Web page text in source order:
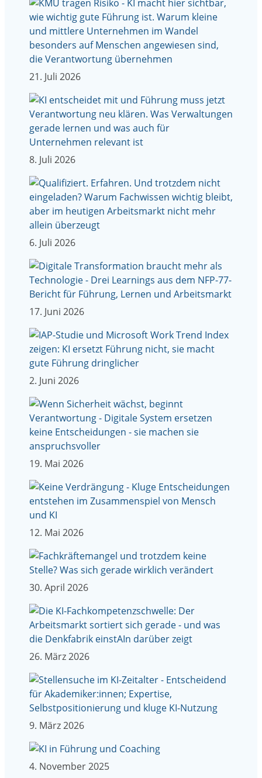
21. Juli 2026
8. Juli 2026
6. Juli 2026
17. Juni 2026
2. Juni 2026
19. Mai 2026
12. Mai 2026
30. April 2026
26. März 2026
9. März 2026
4. November 2025